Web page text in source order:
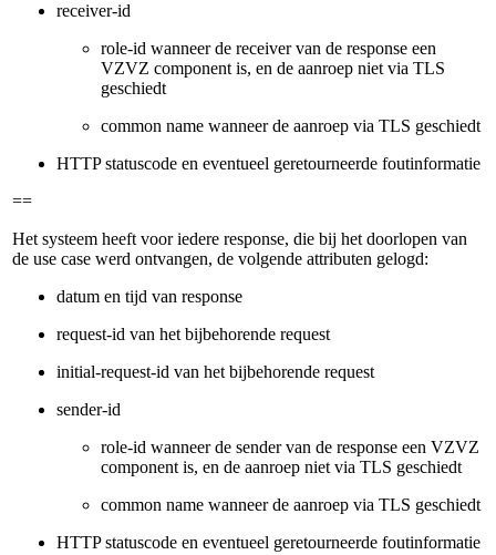
receiver-id
role-id wanneer de receiver van de response een
VZVZ component is, en de aanroep niet via TLS
geschiedt
common name wanneer de aanroep via TLS geschiedt
HTTP statuscode en eventueel geretourneerde foutinformatie
==
Het systeem heeft voor iedere response, die bij het doorlopen van
de use case werd ontvangen, de volgende attributen gelogd:
datum en tijd van response
request-id van het bijbehorende request
initial-request-id van het bijbehorende request
sender-id
role-id wanneer de sender van de response een VZVZ
component is, en de aanroep niet via TLS geschiedt
common name wanneer de aanroep via TLS geschiedt
HTTP statuscode en eventueel geretourneerde foutinformatie